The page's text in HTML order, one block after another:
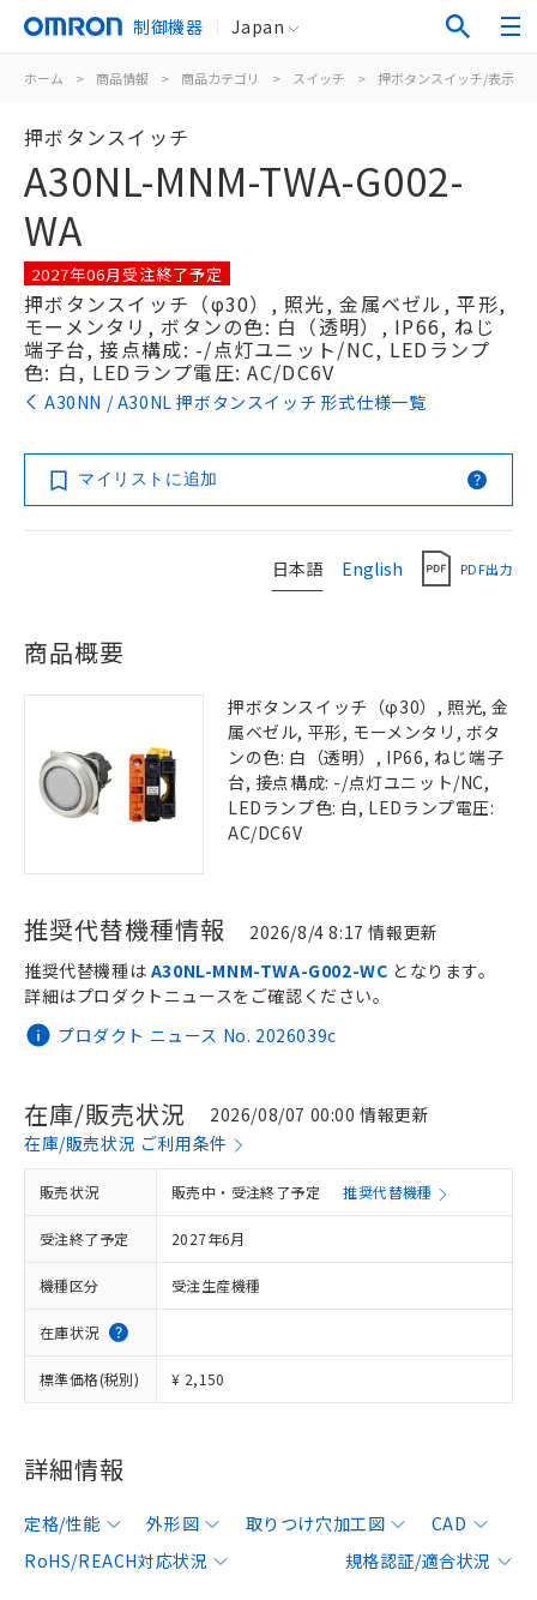
制御機器 Japan
ホーム > 商品情報 > 商品カテゴリ > スイッチ > 押ボタンスイッチ/表示灯
押ボタンスイッチ
A30NL-MNM-TWA-G002-
WA
2027年06月受注終了予定
押ボタンスイッチ（φ30）, 照光, 金属ベゼル, 平形,
モーメンタリ, ボタンの色: 白（透明）, IP66, ねじ
端子台, 接点構成: -/点灯ユニット/NC, LEDランプ
色: 白, LEDランプ電圧: AC/DC6V
A30NN / A30NL 押ボタンスイッチ 形式仕様一覧
マイリストに追加
日本語 English PDF出力
商品概要
押ボタンスイッチ（φ30）, 照光, 金
属ベゼル, 平形, モーメンタリ, ボタ
ンの色: 白（透明）, IP66, ねじ端子
台, 接点構成: -/点灯ユニット/NC,
LEDランプ色: 白, LEDランプ電圧:
AC/DC6V
推奨代替機種情報 2026/8/4 8:17 情報更新
プロダクト ニュース No. 2026039c
推奨代替機種は A30NL-MNM-TWA-G002-WC となります。
詳細はプロダクトニュースをご確認ください。
在庫/販売状況
2026/08/07 00:00 情報更新
在庫/販売状況 ご利用条件
販売状況 販売中・受注終了予定 推奨代替機種
受注終了予定 2027年6月
機種区分 受注生産機種
在庫状況
標準価格(税別) ¥ 2,150
詳細情報
定格/性能 外形図 取りつけ穴加工図
CAD
RoHS/REACH対応状況
規格認証/適合状況